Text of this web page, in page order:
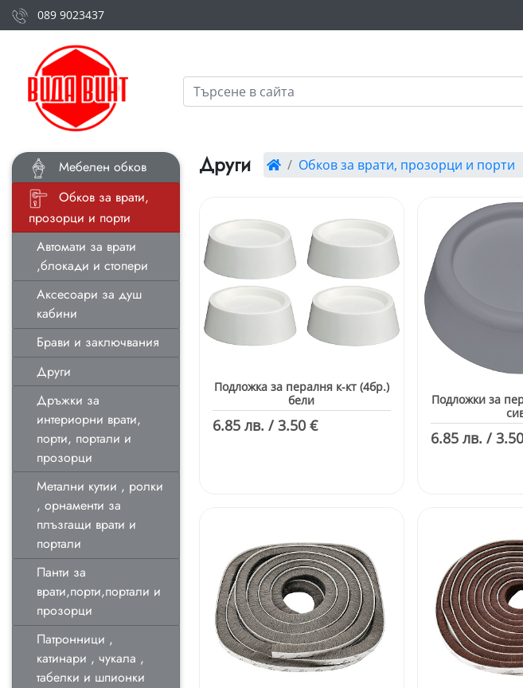
089 9023437
Мебелен обков
Обков за врати,
прозорци и порти
Автомати за врати
,блокади и стопери
Аксесоари за душ
кабини
Брави и заключвания
Други
Дръжки за
интериорни врати,
порти, портали и
прозорци
Метални кутии , ролки
, орнаменти за
плъзгащи врати и
портали
Панти за
врати,порти,портали и
прозорци
Патронници ,
катинари , чукала ,
табелки и шпионки
Други Обков за врати, прозорци и порти
Подложка за пералня к-кт (4бр.)
бели
6.85 лв. / 3.50 €
Подложки за
6.85 лв. /